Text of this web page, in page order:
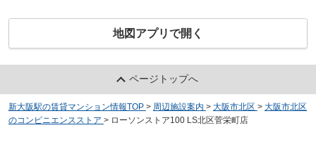
地図アプリで開く
ページトップへ
新大阪駅の賃貸マンション情報TOP > 周辺施設案内 > 大阪市北区 > 大阪市北区
のコンビニエンスストア > ローソンストア100 LS北区菅栄町店